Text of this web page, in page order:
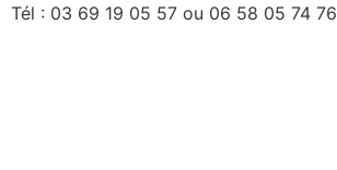
Tél : 03 69 19 05 57 ou 06 58 05 74 76